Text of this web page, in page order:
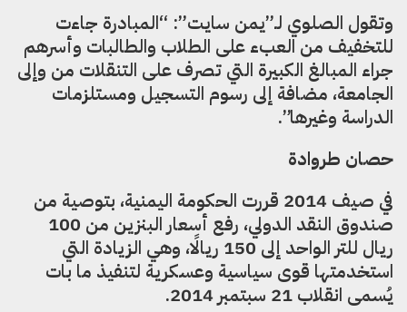
وتقول الصلوي لـ”يمن سايت”: “المبادرة جاءت
للتخفيف من العبء على الطلاب والطالبات وأسرهم
جراء المبالغ الكبيرة التي تصرف على التنقلات من وإلى
الجامعة، مضافة إلى رسوم التسجيل ومستلزمات
الدراسة وغيرها”.
حصان طروادة
في صيف 2014 قررت الحكومة اليمنية، بتوصية من
صندوق النقد الدولي، رفع أسعار البنزين من 100
ريال للتر الواحد إلى 150 ريالًا، وهي الزيادة التي
استخدمتها قوى سياسية وعسكرية لتنفيذ ما بات
يُسمى انقلاب 21 سبتمبر 2014.